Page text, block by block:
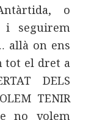
o
i seguirem
allà on ens
tot el dret a
DELS
TENIR
no volem